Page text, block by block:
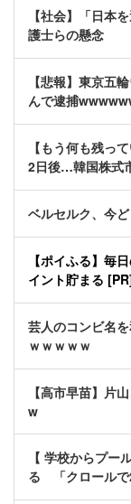
【社会】「日本
護士らの懸念
【悲報】東京五
んで逮捕
【もう何も残っ
2日後…韓国株式
ベルセルク、今
【ポイふる】毎
イント貯まる
芸人のコンビ名
ｗｗｗｗｗ
【高市早苗】片
w
【 学校からプ
る 「クロールで